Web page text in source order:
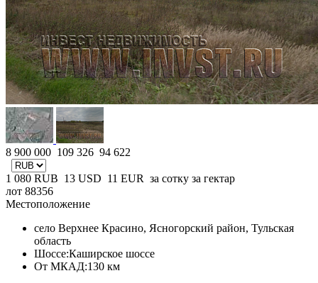
8 900 000 109 326 94 622
1 080 RUB 13 USD 11 EUR за сотку за гектар
лот 88356
Местоположение
село Верхнее Красино, Ясногорский район, Тульская
область
Шоссе:Каширское шоссе
От МКАД:130 км